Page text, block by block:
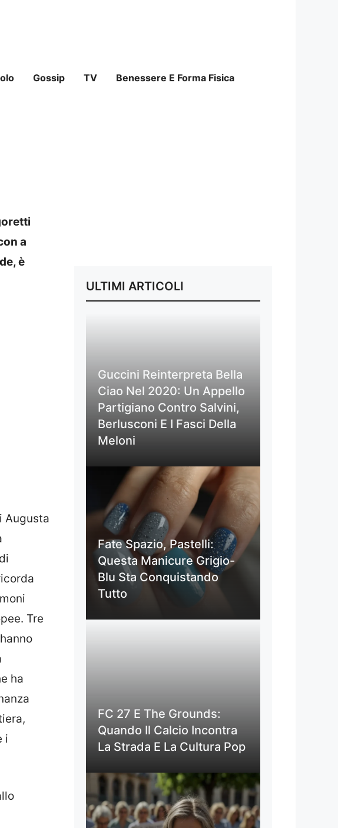
Gossip TV Benessere E Forma Fisica
a
è
Augusta
Tre
ha
i
ULTIMI ARTICOLI
Guccini Reinterpreta Bella
Ciao Nel 2020: Un Appello
Partigiano Contro Salvini,
Berlusconi E I Fasci Della
Meloni
Fate Spazio, Pastelli:
Questa Manicure Grigio-
Blu Sta Conquistando
Tutto
FC 27 E The Grounds:
Quando Il Calcio Incontra
La Strada E La Cultura Pop